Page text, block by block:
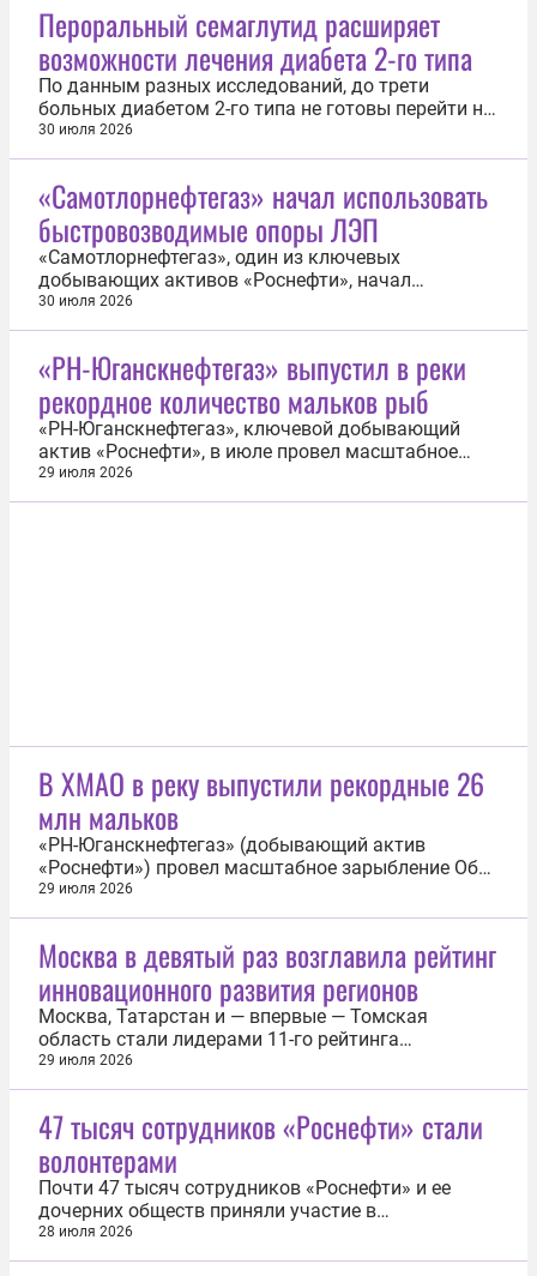
Пероральный семаглутид расширяет
возможности лечения диабета 2-го типа
По данным разных исследований, до трети
больных диабетом 2-го типа не готовы перейти на
терапию с инъекциями из-за боязни боли и
изменения привычного образа жизни. Однако на
введения лекарств, в том числе таблетки
«Семальтара»® компании «Промомед»...
30 июля 2026
«Самотлорнефтегаз» начал использовать
быстровозводимые опоры ЛЭП
«Самотлорнефтегаз», один из ключевых
добывающих активов «Роснефти», начал
применение быстровозводимых опор воздушных
линий электропередачи (напряжением 35 и 110
решение позволило сократить время монтажа с
пяти суток до одного дня и обеспечить
оперативное...
30 июля 2026
«РН-Юганскнефтегаз» выпустил в реки
рекордное количество мальков рыб
«РН-Юганскнефтегаз», ключевой добывающий
актив «Роснефти», в июле провел масштабное
мероприятие по зарыблению водных артерий Обь-
Иртышского бассейна ценными и промысловыми
29 июля 2026
В ХМАО в реку выпустили рекордные 26
млн мальков
«РН-Юганскнефтегаз» (добывающий актив
«Роснефти») провел масштабное зарыбление Обь-
Иртышского бассейна. В протоку Ендырская
выпущено 26 млн молоди осетра, пеляди, нельмы
естественном инкубаторе с богатой кормовой
базой и теплой водой. Применяемый метод...
29 июля 2026
Москва в девятый раз возглавила рейтинг
инновационного развития регионов
Москва, Татарстан и — впервые — Томская
область стали лидерами 11-го рейтинга
инновационного развития субъектов России.
Результаты рейтинга обнародовал Институт
знаний Высшей школы экономики (ИСИЭЗ НИУ
ВШЭ). Москва возглавила рейтинг в девятый раз.
«Как и...
29 июля 2026
47 тысяч сотрудников «Роснефти» стали
волонтерами
Почти 47 тысяч сотрудников «Роснефти» и ее
дочерних обществ приняли участие в
волонтерских проектах в первом полугодии 2026
года. В рамках корпоративной программы
28 июля 2026